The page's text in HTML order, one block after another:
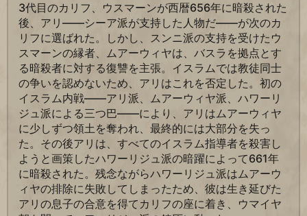
3代目のカリフ、ウスマーンが西暦656年に暗殺された
後、アリ――シーア派が支持した人物だ――が次のカ
リフに選ばれた。しかし、スンニ派の支持を受けたウ
スマーンの縁者、ムアーウィヤは、バスラを拠点とす
る暗殺者に対する復讐を主張。イスラムでは教徒同士
の争いを認めないため、アリはこれを否定した。初の
イスラム内戦――アリ派、ムアーウィヤ派、ハワーリ
ジュ派による三つ巴――により、アリはムアーウィヤ
に少しずつ領土を奪われ、最終的には大部分を失っ
た。その後アリは、すべてのイスラム指導者を殺害し
ようと画策したハワーリジュ派の暗躍によって661年
に暗殺された。残念ながらハワーリジュ派はムアーウ
ィヤの排除に失敗してしまったため、彼は生き延びた
アリの息子の合意を得てカリフの座に着き、ウマイヤ